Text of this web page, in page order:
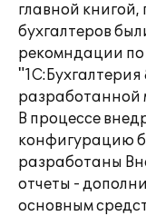
главной
бухгалтеров
рекомндации по
"1С:Бухгалтерия
разработанной
В процессе
конфигурацию
разработаны
отчеты -
основным